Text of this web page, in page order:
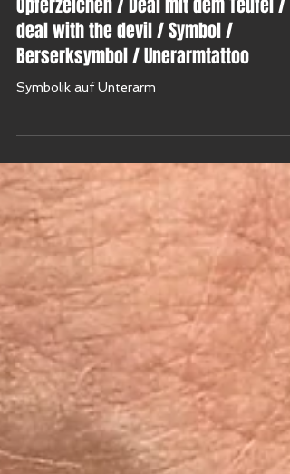
Opferzeichen / Deal mit dem Teufel /
Berserksymbol / Unerarmtattoo
Symbolik auf Unterarm